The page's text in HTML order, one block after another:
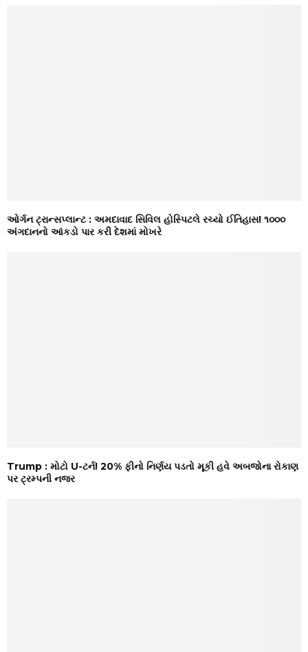
ઓર્ગન ટ્રાન્સપ્લાન્ટ : અમદાવાદ સિવિલ હોસ્પિટલે રચ્યો ઈતિહાસ! ૧૦૦૦
અંગદાનનો આંકડો પાર કરી દેશમાં મોખરે
Trump : મોટો U-ટર્ન! 20% ફીનો નિર્ણય પડતો મૂકી હવે અબજોના રોકાણ
પર ટ્રમ્પની નજર